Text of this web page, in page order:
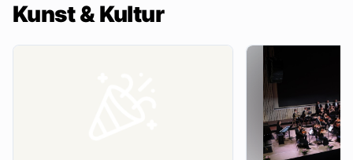
Kunst & Kultur